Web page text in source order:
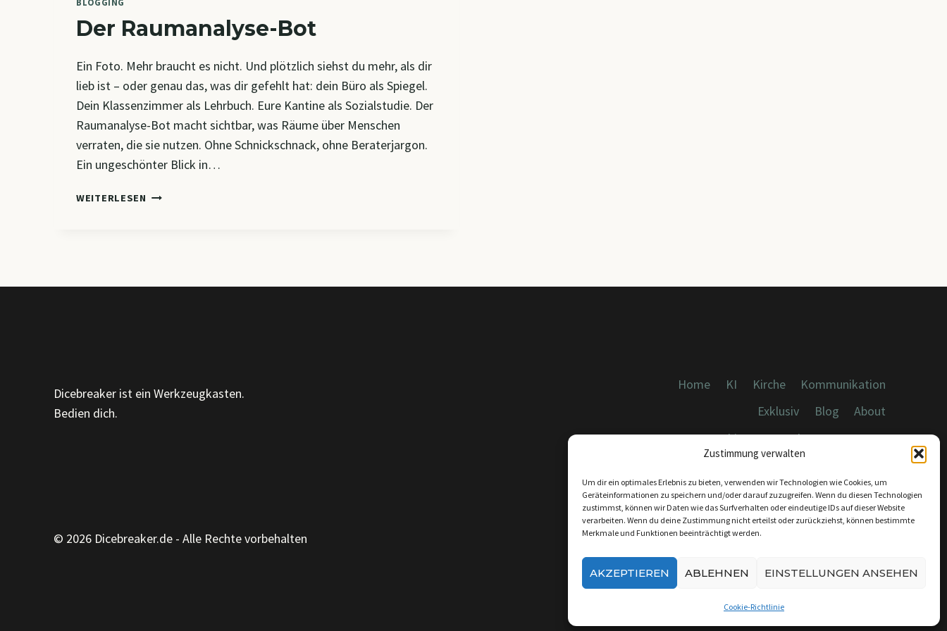
Zustimmung verwalten
Um dir ein optimales Erlebnis zu bieten, verwenden wir Technologien wie Cookies, um
Geräteinformationen zu speichern und/oder darauf zuzugreifen. Wenn du diesen Technologien
zustimmst, können wir Daten wie das Surfverhalten oder eindeutige IDs auf dieser Website
verarbeiten. Wenn du deine Zustimmung nicht erteilst oder zurückziehst, können bestimmte
Merkmale und Funktionen beeinträchtigt werden.
AKZEPTIEREN ABLEHNEN EINSTELLUNGEN ANSEHEN
Cookie-Richtlinie
BLOGGING
Der Raumanalyse-Bot
Ein Foto. Mehr braucht es nicht. Und plötzlich siehst du mehr, als dir
lieb ist – oder genau das, was dir gefehlt hat: dein Büro als Spiegel.
Dein Klassenzimmer als Lehrbuch. Eure Kantine als Sozialstudie. Der
Raumanalyse-Bot macht sichtbar, was Räume über Menschen
verraten, die sie nutzen. Ohne Schnickschnack, ohne Beraterjargon.
Ein ungeschönter Blick in…
WEITERLESEN DER
Dicebreaker ist ein Werkzeugkasten.
Bedien dich.
Home KI Kirche
Kommunikation
Exklusiv
Blog
About
Cookies, Datenschutz, Impressum
© 2026 Dicebreaker.de - Alle Rechte vorbehalten
KONTAKT: